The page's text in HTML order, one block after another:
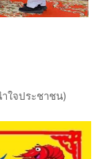
ใจประชาชน)